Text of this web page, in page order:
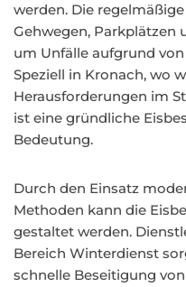
werden. Die
Gehwegen, Parkplätzen
um Unfälle aufgrund
Speziell in Kronach, wo
Herausforderungen im
ist eine gründliche
Bedeutung.
Durch den Einsatz
Methoden kann die
gestaltet werden.
Bereich Winterdienst
schnelle Beseitigung